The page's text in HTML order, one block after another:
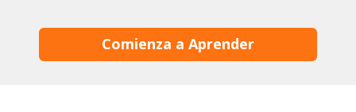
Comienza a Aprender